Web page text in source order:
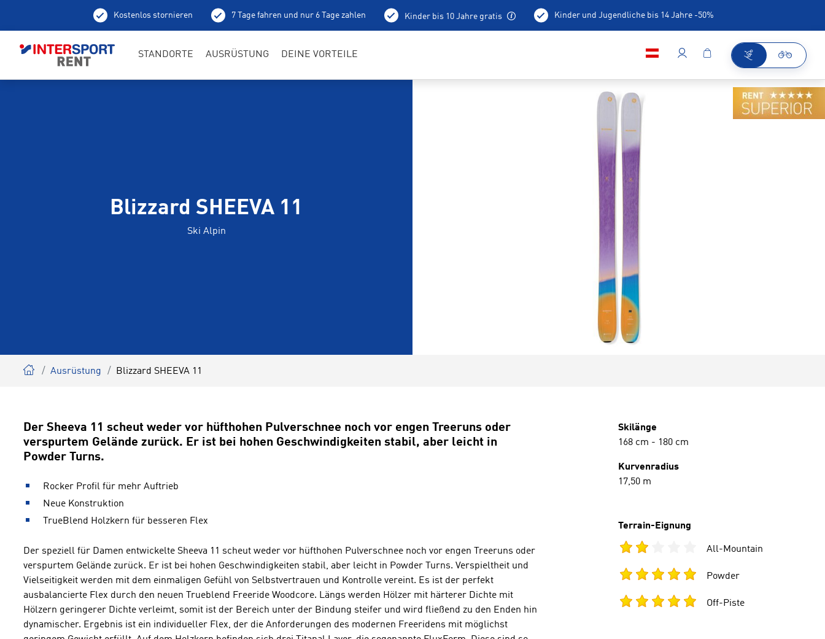
Kostenlos stornieren 7 Tage fahren und nur 6 Tage zahlen Kinder bis 10 Jahre gratis Kinder und Jugendliche bis 14 Jahre -50%
STANDORTE AUSRÜSTUNG DEINE VORTEILE
Blizzard SHEEVA 11
Ski Alpin
Ausrüstung Blizzard SHEEVA 11
Der Sheeva 11 scheut weder vor hüfthohen Pulverschnee noch vor engen Treeruns oder
verspurtem Gelände zurück. Er ist bei hohen Geschwindigkeiten stabil, aber leicht in
Powder Turns.
Rocker Profil für mehr Auftrieb
Neue Konstruktion
TrueBlend Holzkern für besseren Flex
Der speziell für Damen entwickelte Sheeva 11 scheut weder vor hüfthohen Pulverschnee noch vor engen Treeruns oder
verspurtem Gelände zurück. Er ist bei hohen Geschwindigkeiten stabil, aber leicht in Powder Turns. Verspieltheit und
Vielseitigkeit werden mit dem einmaligen Gefühl von Selbstvertrauen und Kontrolle vereint. Es ist der perfekt
ausbalancierte Flex durch den neuen Trueblend Freeride Woodcore. Längs werden Hölzer mit härterer Dichte mit
Hölzern geringerer Dichte verleimt, somit ist der Bereich unter der Bindung steifer und wird fließend zu den Enden hin
dynamischer. Ergebnis ist ein individueller Flex, der die Anforderungen des modernen Freeridens mit möglichst
Skilänge
168 cm - 180 cm
Kurvenradius
17,50 m
Terrain-Eignung
All-Mountain
Powder
Off-Piste